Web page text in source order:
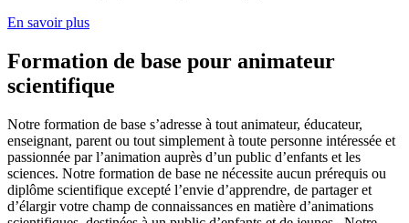
En savoir plus
Formation de base pour animateur
scientifique
Notre formation de base s’adresse à tout animateur, éducateur,
enseignant, parent ou tout simplement à toute personne intéressée et
passionnée par l’animation auprès d’un public d’enfants et les
sciences. Notre formation de base ne nécessite aucun prérequis ou
diplôme scientifique excepté l’envie d’apprendre, de partager et
d’élargir votre champ de connaissances en matière d’animations